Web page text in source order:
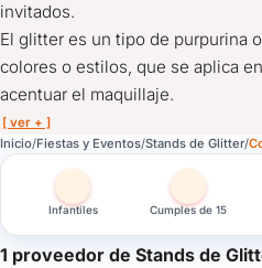
invitados.
El glitter es un tipo de purpurina
colores o estilos, que se aplica
acentuar el maquillaje.
[ ver + ]
Inicio Fiestas y Eventos Stands de Glitter
Infantiles Cumples de 15
1 proveedor de Stands de
Stands de Glitter para Fiestas y
Los stands o barras de glitter
El glitter es un tipo de purpurina
Los stands de glitter son una